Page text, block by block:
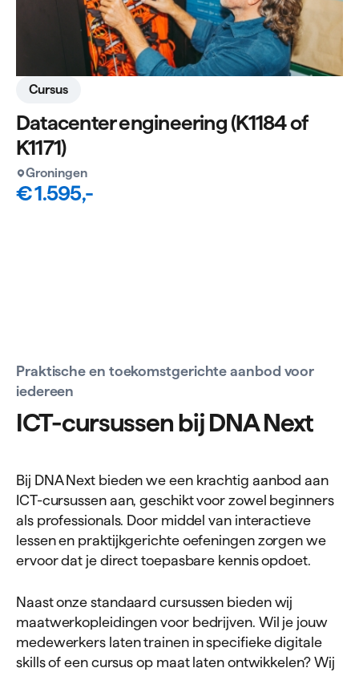
Datacenter engineering (K1184 of
K1171)
Cursus
Groningen
€ 1.595,-
Praktische en toekomstgerichte aanbod voor
iedereen
ICT-cur­sussen bij DNANext
Bij DNA Next bieden we een krachtig aanbod aan
ICT-cursussen aan, geschikt voor zowel beginners
als professionals. Door middel van interactieve
lessen en praktijkgerichte oefeningen zorgen we
ervoor dat je direct toepasbare kennis opdoet.
Naast onze standaard cursussen bieden wij
maatwerkopleidingen voor bedrijven. Wil je jouw
medewerkers laten trainen in specifieke digitale
skills of een cursus op maat laten ontwikkelen? Wij